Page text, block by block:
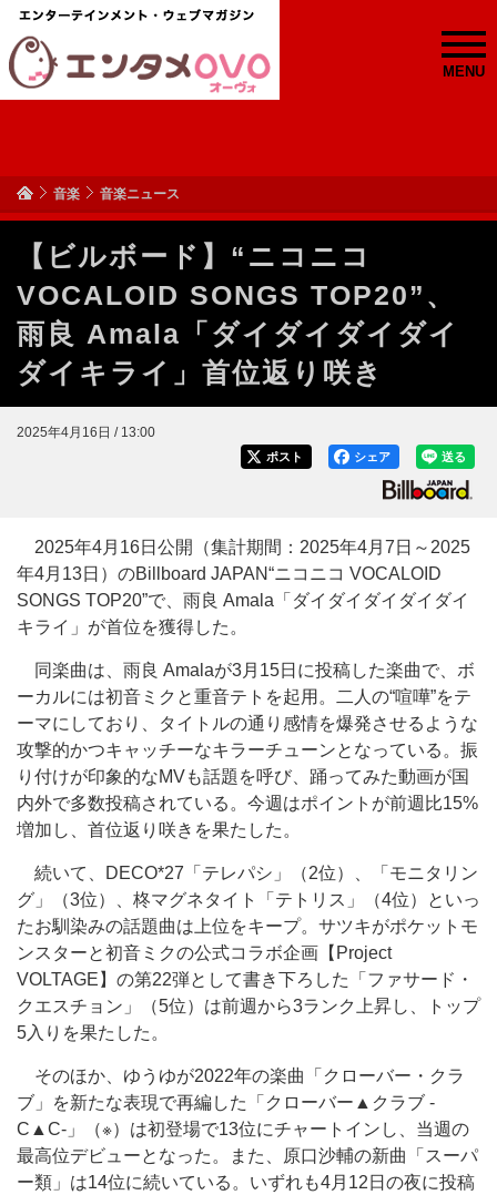
MENU
音楽 音楽ニュース
【ビルボード】“ニコニコ
VOCALOID SONGS TOP20”、
雨良 Amala「ダイダイダイダイ
ダイキライ」首位返り咲き
2025年4月16日 / 13:00
送る
シェア
ポスト
2025年4月16日公開（集計期間：2025年4月7日～2025
年4月13日）のBillboard JAPAN“ニコニコ VOCALOID
SONGS TOP20”で、雨良 Amala「ダイダイダイダイダイ
キライ」が首位を獲得した。
同楽曲は、雨良 Amalaが3月15日に投稿した楽曲で、ボ
ーカルには初音ミクと重音テトを起用。二人の“喧嘩”をテ
ーマにしており、タイトルの通り感情を爆発させるような
攻撃的かつキャッチーなキラーチューンとなっている。振
り付けが印象的なMVも話題を呼び、踊ってみた動画が国
内外で多数投稿されている。今週はポイントが前週比15%
増加し、首位返り咲きを果たした。
続いて、DECO*27「テレパシ」（2位）、「モニタリン
グ」（3位）、柊マグネタイト「テトリス」（4位）といっ
たお馴染みの話題曲は上位をキープ。サツキがポケットモ
ンスターと初音ミクの公式コラボ企画【Project
VOLTAGE】の第22弾として書き下ろした「ファサード・
クエスチョン」（5位）は前週から3ランク上昇し、トップ
5入りを果たした。
そのほか、ゆうゆが2022年の楽曲「クローバー・クラ
ブ」を新たな表現で再編した「クローバー▲クラブ -
C▲C-」（※）は初登場で13位にチャートインし、当週の
最高位デビューとなった。また、原口沙輔の新曲「スーパ
ー類」は14位に続いている。いずれも4月12日の夜に投稿